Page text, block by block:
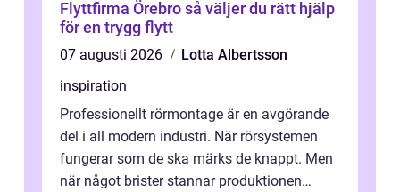
Flyttfirma Örebro så väljer du rätt hjälp
för en trygg flytt
07 augusti 2026
Lotta Albertsson
inspiration
Professionellt rörmontage är en avgörande
del i all modern industri. När rörsystemen
fungerar som de ska märks de knappt. Men
när något brister stannar produktionen